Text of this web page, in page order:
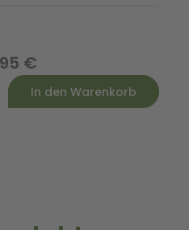
€
In den Warenkorb